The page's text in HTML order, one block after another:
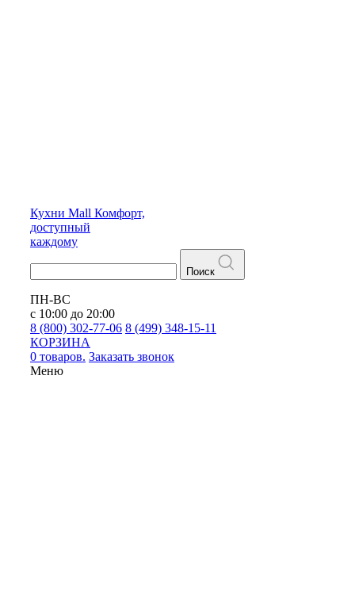
Кухни Mall Комфорт,
доступный
каждому
Поиск
ПН-ВС
с 10:00 до 20:00
8 (800) 302-77-06 8 (499) 348-15-11
КОРЗИНА
0 товаров. Заказать звонок
Меню